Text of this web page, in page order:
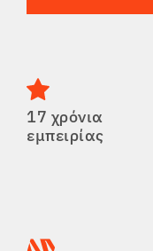
Ρούχα
17 χρόνια
εμπειρίας